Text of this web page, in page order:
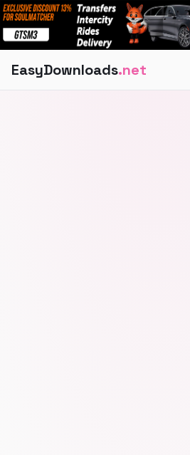
EasyDownloads.net